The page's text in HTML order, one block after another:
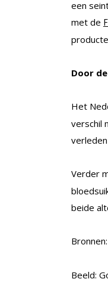
een
met de
Door
Het
verschil
Verder
beide
Bronnen:
Beeld: